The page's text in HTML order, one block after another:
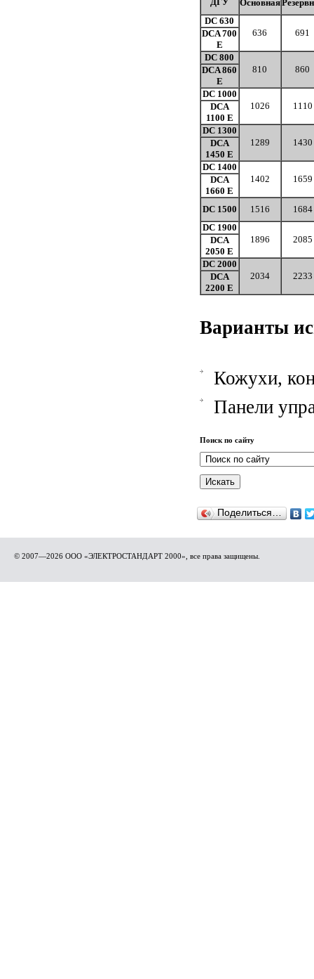
Основная
DC 630
636
691
DCA 700
E
DC 800
810
860
DCA 860
E
DC 1000
1026
1110
DCA
1100 E
DC 1300
1289
1430
DCA
1450 E
DC 1400
1402
1659
DCA
1660 E
DC 1500
1516
1684
DC 1900
1896
2085
DCA
2050 E
DC 2000
2034
2233
DCA
2200 E
Варианты
Кожухи,
Панели
Поиск по сайту
Поделиться…
© 2007—2026 ООО «ЭЛЕКТРОСТАНДАРТ 2000», все права защищены.